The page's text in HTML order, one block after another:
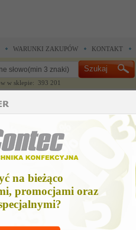
na bieżąco
promocjami oraz
WARUNKI ZAKUPÓW KONTAKT
w sklepie: 393 201
ZAMIENNE
system do etykietowania tekstyliów >
pp-d.green